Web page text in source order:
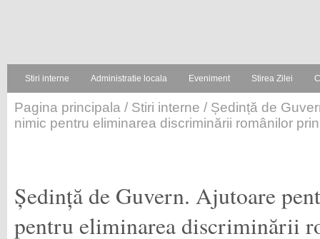
Stiri interne Administratie locala Eveniment Stirea Zilei
Pagina principala / Stiri interne / Ședință de
nimic pentru eliminarea discriminării românilor
Ședință de Guvern. Ajutoare
pentru eliminarea discriminării